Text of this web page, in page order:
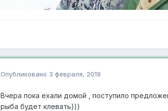
Опубликовано 3 февраля, 2019
Вчера пока ехали домой , поступило
рыба будет клевать)))